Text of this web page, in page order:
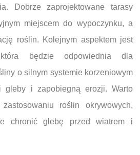
Dobrze zaprojektowane tarasy
miejscem do wypoczynku, a
roślin. Kolejnym aspektem jest
będzie odpowiednia dla
o silnym systemie korzeniowym
gleby i zapobiegną erozji. Warto
roślin okrywowych,
chronić glebę przed wiatrem i